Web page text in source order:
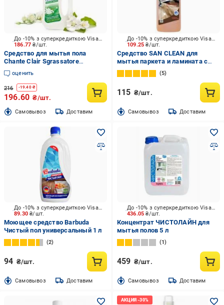
186.77₴/шт.
До -10% з суперкредиткою Visa Вигода
Средство для мытья пола
Chante Clair Sgrassatore
GrSuperfici Muschio Bianco 0,75 л
оценить
216 -19.40₴
196.60 ₴/шт.
Cамовывоз Доставим
109.25₴/шт.
До -10% з суперкредиткою Visa Вигода
Средство SAN CLEAN для
мытья паркета и ламината с
силиконом 1 л
5
115 ₴/шт.
Cамовывоз Доставим
89.30₴/шт.
До -10% з суперкредиткою Visa Вигода
Моющее средство Barbuda
Чистый пол универсальный 1 л
2
94 ₴/шт.
Cамовывоз Доставим
436.05₴/шт.
До -10% з суперкредиткою Visa Вигода
Концентрат ЧИСТОЛАЙН для
мытья полов 5 л
1
459 ₴/шт.
Cамовывоз Доставим